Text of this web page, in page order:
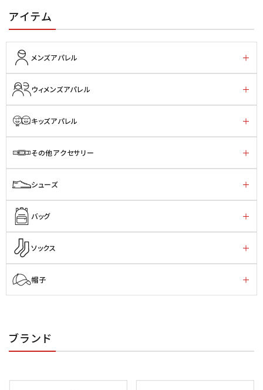
アイテム
メンズアパレル
ウィメンズアパレル
キッズアパレル
その他アクセサリー
シューズ
バッグ
ソックス
帽子
ブランド